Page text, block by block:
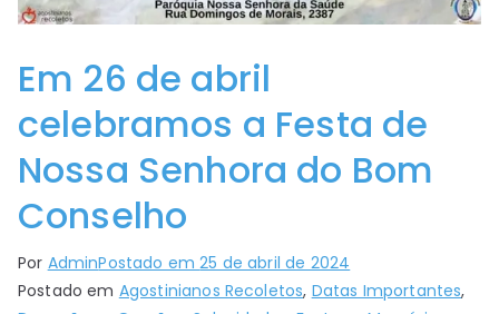
Em 26 de abril
celebramos a Festa de
Nossa Senhora do Bom
Conselho
Por AdminPostado em25 de abril de 2024
Postado em Agostinianos Recoletos, Datas Importantes,